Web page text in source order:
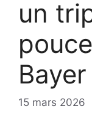
un
15 mars 2026